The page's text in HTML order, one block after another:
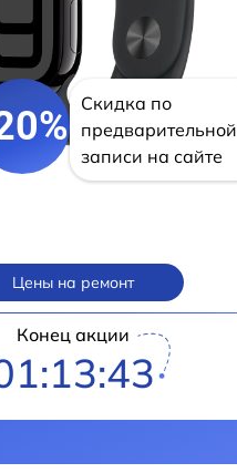
Скидка по
предварительной
записи на сайте
Цены на ремонт
Конец акции